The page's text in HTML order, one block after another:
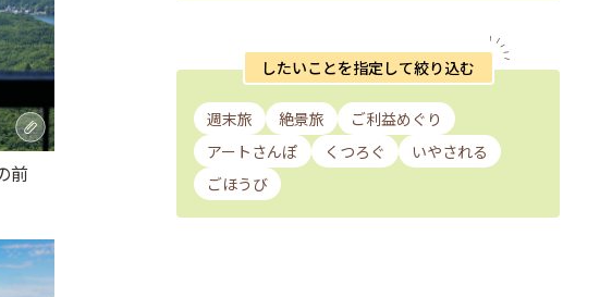
前
したいことを指定して絞り込む
週末旅 絶景旅
ご利益めぐり
アートさんぽ
くつろぐ
いやされる
ごほうび